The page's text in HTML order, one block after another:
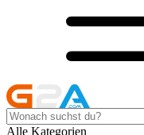
Alle Kategorien